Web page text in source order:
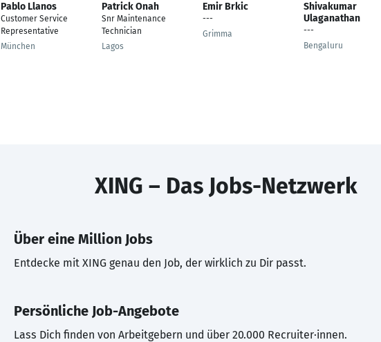
Pablo Llanos
Customer Service
Representative
München
Patrick Onah
Snr Maintenance
Technician
Lagos
Emir Brkic
---
Grimma
Shivakumar
Ulaganathan
---
Bengaluru
XING – Das Jobs-Netzwerk
Über eine Million Jobs
Entdecke mit XING genau den Job, der wirklich zu Dir passt.
Persönliche Job-Angebote
Lass Dich finden von Arbeitgebern und über 20.000 Recruiter·innen.